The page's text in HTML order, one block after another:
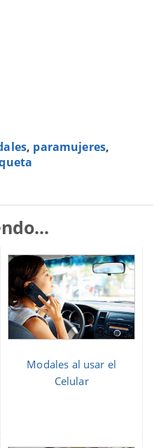
, paramujeres,
Modales al usar el
Celular